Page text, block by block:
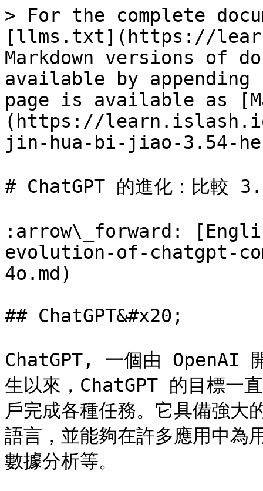
> For the complete
[llms.txt](https://
Markdown versions of
available by
page is available as
(https://
jin-hua-bi-jiao-3.54-
# ChatGPT 的進化：比較
:arrow\_forward:
evolution-of-chatgpt-
4o.md)
## ChatGPT&#x20;
ChatGPT, 一個由 OpenAI
生以來，ChatGPT 的目標一
戶完成各種任務。它具備強大
語言，並能夠在許多應用中為
數據分析等。